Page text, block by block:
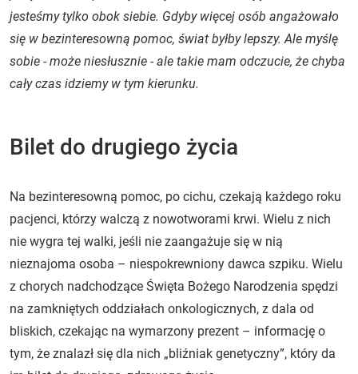
jesteśmy tylko obok siebie. Gdyby więcej osób angażowało
się w bezinteresowną pomoc, świat byłby lepszy. Ale myślę
sobie - może niesłusznie - ale takie mam odczucie, że chyba
cały czas idziemy w tym kierunku.
Bilet do drugiego życia
Na bezinteresowną pomoc, po cichu, czekają każdego roku
pacjenci, którzy walczą z nowotworami krwi. Wielu z nich
nie wygra tej walki, jeśli nie zaangażuje się w nią
nieznajoma osoba – niespokrewniony dawca szpiku. Wielu
z chorych nadchodzące Święta Bożego Narodzenia spędzi
na zamkniętych oddziałach onkologicznych, z dala od
bliskich, czekając na wymarzony prezent – informację o
tym, że znalazł się dla nich „bliźniak genetyczny”, który da